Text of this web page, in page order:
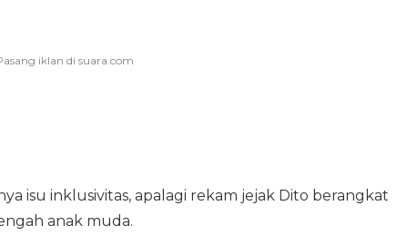
isu inklusivitas, apalagi rekam jejak Dito berangkat
anak muda.